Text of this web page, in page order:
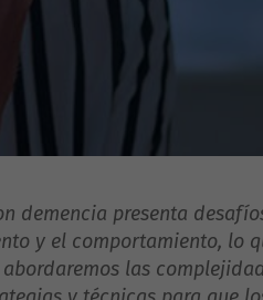
demencia presenta
y el comportamiento, lo
las